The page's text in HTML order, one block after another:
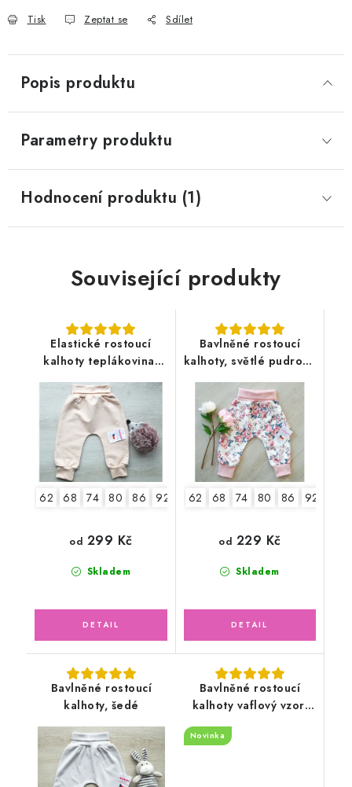
Tisk Zeptat se Sdílet
Popis produktu
Parametry produktu
Hodnocení produktu (1)
Související produkty
Elastické rostoucí
kalhoty teplákovina,
oříškové
62 68 74 80 86 92 98 104
Skladem
od 299 Kč
Bavlněné rostoucí
kalhoty, světlé pudrové
květy
62 68 74 80 86 92
Skladem
od 229 Kč
Bavlněné rostoucí
kalhoty, šedé
Bavlněné rostoucí
kalhoty vaflový vzor,
Novinka